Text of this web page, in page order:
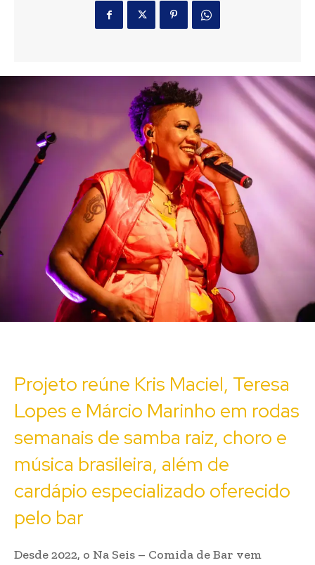
Projeto reúne Kris Maciel, Teresa
Lopes e Márcio Marinho em rodas
semanais de samba raiz, choro e
música brasileira, além de
cardápio especializado oferecido
pelo bar
Desde 2022, o Na Seis – Comida de Bar vem